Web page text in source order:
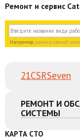
Ремонт и сервис
Например,замена свечей
21CSRSeven
РЕМОНТ И
СИСТЕМЫ
КАРТА СТО